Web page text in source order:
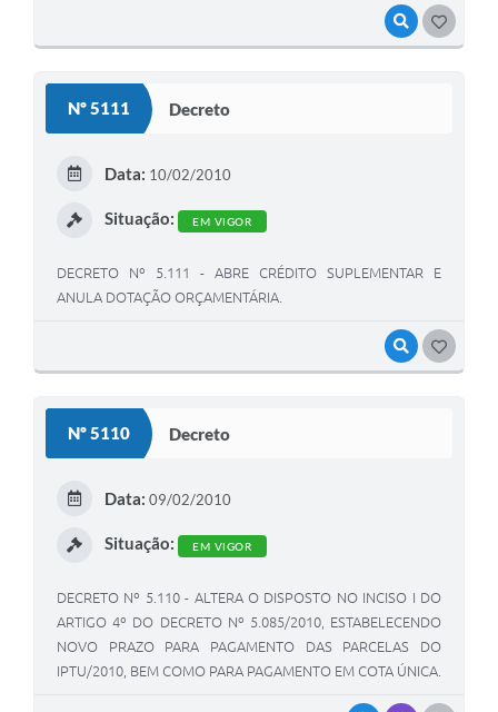
VISUALIZAR
Nº 5111 Decreto
VISUALIZAR
Data: 10/02/2010
Situação: EM VIGOR
DECRETO Nº 5.111 - ABRE CRÉDITO SUPLEMENTAR E
ANULA DOTAÇÃO ORÇAMENTÁRIA.
Nº 5110 Decreto
Data: 09/02/2010
Situação: EM VIGOR
DECRETO Nº 5.110 - ALTERA O DISPOSTO NO INCISO I DO
ARTIGO 4º DO DECRETO Nº 5.085/2010, ESTABELECENDO
NOVO PRAZO PARA PAGAMENTO DAS PARCELAS DO
IPTU/2010, BEM COMO PARA PAGAMENTO EM COTA ÚNICA.